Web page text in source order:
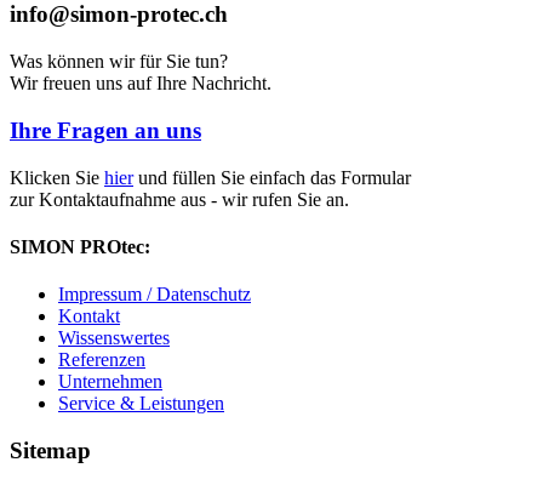
info@simon-protec.ch
Was können wir für Sie tun?
Wir freuen uns auf Ihre Nachricht.
Ihre Fragen an uns
Klicken Sie hierund füllen Sie einfach das Formular
zur Kontaktaufnahme aus - wir rufen Sie an.
SIMON PROtec:
Impressum / Datenschutz
Kontakt
Wissenswertes
Referenzen
Unternehmen
Service & Leistungen
Sitemap